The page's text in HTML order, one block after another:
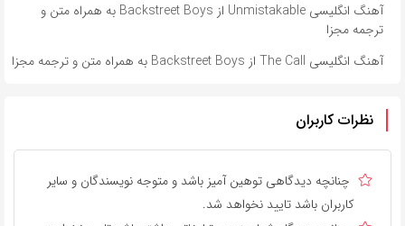
آهنگ انگلیسی Unmistakable از Backstreet Boys به همراه متن و
ترجمه مجزا
آهنگ انگلیسی The Call از Backstreet Boys به همراه متن و ترجمه مجزا
نظرات کاربران
چنانچه دیدگاهی توهین آمیز باشد و متوجه نویسندگان و سایر
کاربران باشد تایید نخواهد شد.